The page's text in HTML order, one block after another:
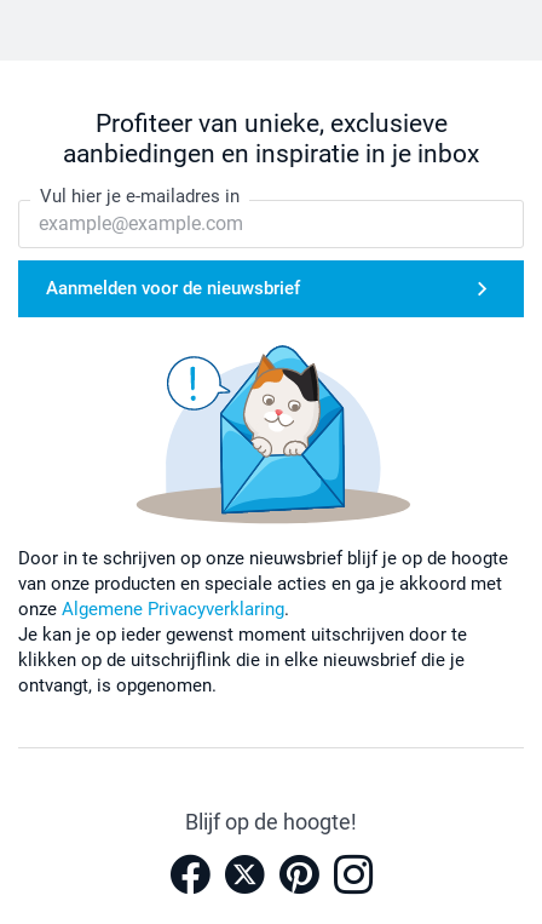
Profiteer van unieke, exclusieve
aanbiedingen en inspiratie in je inbox
Vul hier je e-mailadres in
Aanmelden voor de nieuwsbrief
Door in te schrijven op onze nieuwsbrief blijf je op de hoogte
van onze producten en speciale acties en ga je akkoord met
onze Algemene Privacyverklaring.
Je kan je op ieder gewenst moment uitschrijven door te
klikken op de uitschrijflink die in elke nieuwsbrief die je
ontvangt, is opgenomen.
Blijf op de hoogte!